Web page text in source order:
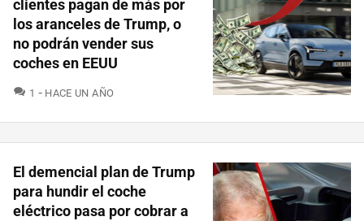
clientes pagan de más por
los aranceles de Trump, o
no podrán vender sus
coches en EEUU
1 COMENTARIOS
HACE UN AÑO
El demencial plan de Trump
para hundir el coche
eléctrico pasa por cobrar a